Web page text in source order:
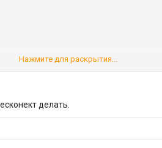
на сервере, но при заходе на
Прошу помочь.
Нажмите для раскрытия...
делать.